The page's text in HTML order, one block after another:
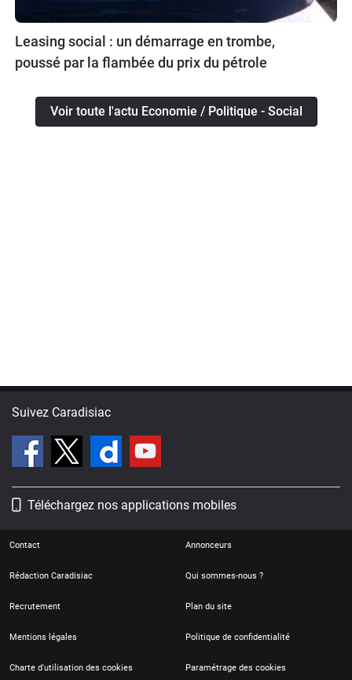
Leasing social : un démarrage en trombe,
poussé par la flambée du prix du pétrole
Voir toute l'actu Economie / Politique - Social
Suivez Caradisiac
Téléchargez nos applications mobiles
Contact Annonceurs
Rédaction Caradisiac Qui sommes-nous ?
Recrutement Plan du site
Mentions légales Politique de confidentialité
Charte d'utilisation des cookies Paramétrage des cookies